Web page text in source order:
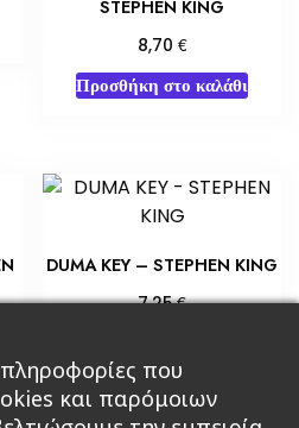
STEPHEN KING
8,70 €
Προσθήκη στο καλάθι
DUMA KEY – STEPHEN KING
7,25€
που
και παρόμοιων